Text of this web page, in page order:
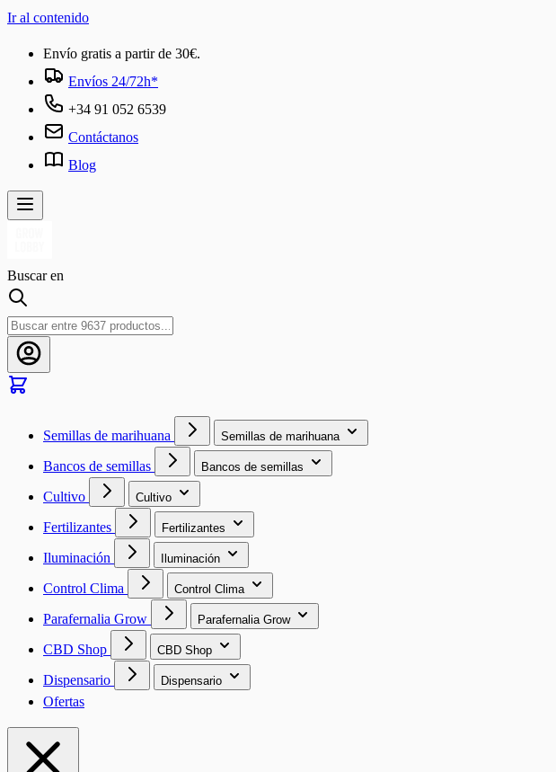
Ir al contenido
Envío gratis a partir de 30€.
Envíos 24/72h*
+34 91 052 6539
Contáctanos
Blog
Buscar en
Semillas de marihuana Semillas de marihuana
Bancos de semillas Bancos de semillas
Cultivo Cultivo
Fertilizantes Fertilizantes
Iluminación Iluminación
Control Clima Control Clima
Parafernalia Grow Parafernalia Grow
CBD Shop CBD Shop
Dispensario Dispensario
Ofertas